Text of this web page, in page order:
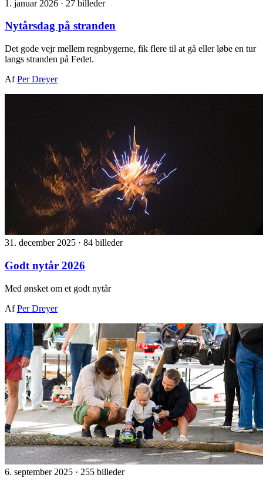
1. januar 2026 · 27 billeder
Nytårsdag på stranden
Det gode vejr mellem regnbygerne, fik flere til at gå eller løbe en tur
langs stranden på Fedet.
AfPer Dreyer
31. december 2025 · 84 billeder
Godt nytår 2026
Med ønsket om et godt nytår
AfPer Dreyer
6. september 2025 · 255 billeder